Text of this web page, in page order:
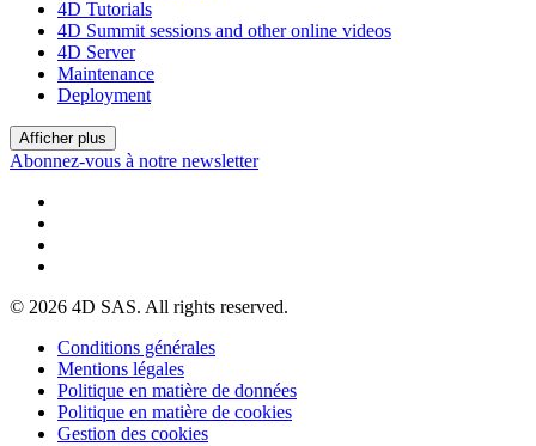
4D Tutorials
4D Summit sessions and other online videos
4D Server
Maintenance
Deployment
Afficher plus
Abonnez-vous à notre newsletter
© 2026 4D SAS. All rights reserved.
Conditions générales
Mentions légales
Politique en matière de données
Politique en matière de cookies
Gestion des cookies